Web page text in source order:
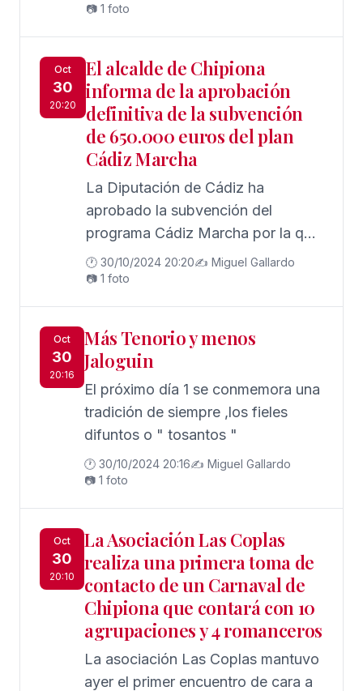
📷 1 foto
Oct
30
20:20
El alcalde de Chipiona
informa de la aprobación
definitiva de la subvención
de 650.000 euros del plan
Cádiz Marcha
La Diputación de Cádiz ha
aprobado la subvención del
programa Cádiz Marcha por la que
Chipiona accede a una inversión
que asciende a 650.000 euros.
🕐 30/10/2024 20:20✍️ Miguel Gallardo
📷 1 foto
Oct
30
20:16
Más Tenorio y menos
Jaloguin
El próximo día 1 se conmemora una
tradición de siempre ,los fieles
difuntos o " tosantos "
🕐 30/10/2024 20:16✍️ Miguel Gallardo
📷 1 foto
Oct
30
20:10
La Asociación Las Coplas
realiza una primera toma de
contacto de un Carnaval de
Chipiona que contará con 10
agrupaciones y 4 romanceros
La asociación Las Coplas mantuvo
ayer el primer encuentro de cara a